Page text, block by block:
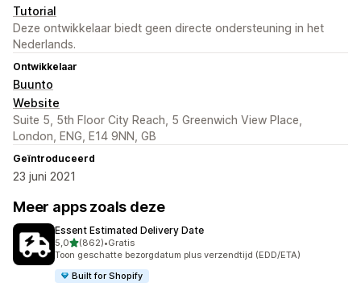
Tutorial
Deze ontwikkelaar biedt geen directe ondersteuning in het
Nederlands.
Ontwikkelaar
Buunto
Website
Suite 5, 5th Floor City Reach, 5 Greenwich View Place,
London, ENG, E14 9NN, GB
Geïntroduceerd
23 juni 2021
Meer apps zoals deze
Essent Estimated Delivery Date
5,0van 5 sterren
(862)
862 recensies in totaal
•Gratis
Toon geschatte bezorgdatum plus verzendtijd (EDD/ETA)
Built for Shopify